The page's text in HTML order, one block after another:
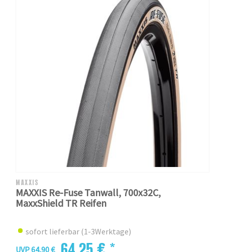
MAXXIS
MAXXIS Re-Fuse Tanwall, 700x32C,
MaxxShield TR Reifen
sofort lieferbar (1-3Werktage)
UVP 64,90 €